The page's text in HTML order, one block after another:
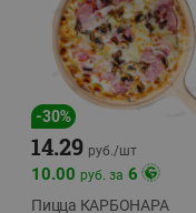
-30%
14.29 руб./шт
10.00 руб. за 6
Пицца КАРБОНАРА